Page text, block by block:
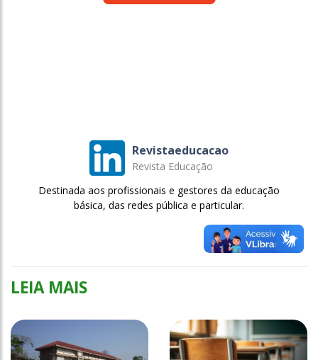
Revistaeducacao
Revista Educação
Destinada aos profissionais e gestores da educação
básica, das redes pública e particular.
LEIA MAIS